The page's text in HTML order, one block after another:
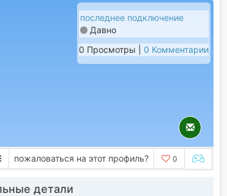
последнее подключение
Давно
0 Просмотры | 0 Комментарии
пожаловаться на этот профиль? 0
детали